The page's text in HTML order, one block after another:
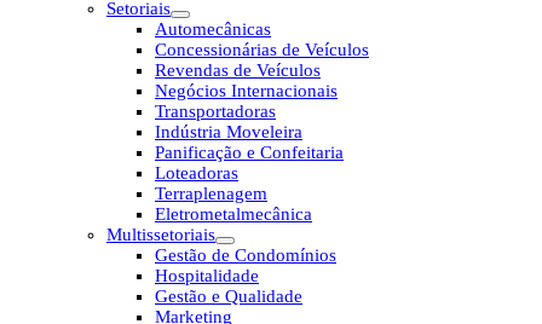
Setoriais
Automecânicas
Concessionárias de Veículos
Revendas de Veículos
Negócios Internacionais
Transportadoras
Indústria Moveleira
Panificação e Confeitaria
Loteadoras
Terraplenagem
Eletrometalmecânica
Multissetoriais
Gestão de Condomínios
Hospitalidade
Gestão e Qualidade
Marketing